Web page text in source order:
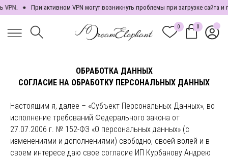
При активном VPN могут возникнуть проблемы при загрузке сайта
0
ОБРАБОТКА ДАННЫХ
СОГЛАСИЕ НА ОБРАБОТКУ ПЕРСОНАЛЬНЫХ ДАННЫХ
Настоящим я, далее – «Субъект Персональных Данных», во
исполнение требований Федерального закона от
27.07.2006 г. № 152-ФЗ «О персональных данных» (с
изменениями и дополнениями) свободно, своей волей и в
своем интересе даю свое согласие ИП Курбанову Андрею